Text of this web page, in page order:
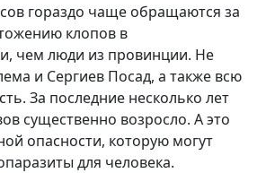
гораздо чаще обращаются за
клопов в
чем люди из провинции. Не
и Сергиев Посад, а также всю
За последние несколько лет
существенно возросло. А это
опасности, которую могут
для человека.